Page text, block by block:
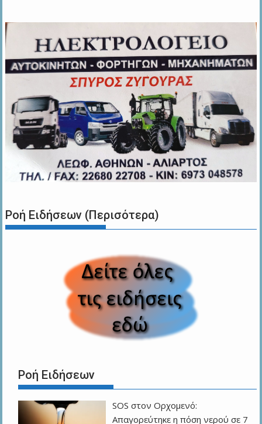
Ροή Ειδήσεων (Περισότερα)
Ροή Ειδήσεων
SOS στον Ορχομενό:
Απαγορεύτηκε η πόση νερού σε 7